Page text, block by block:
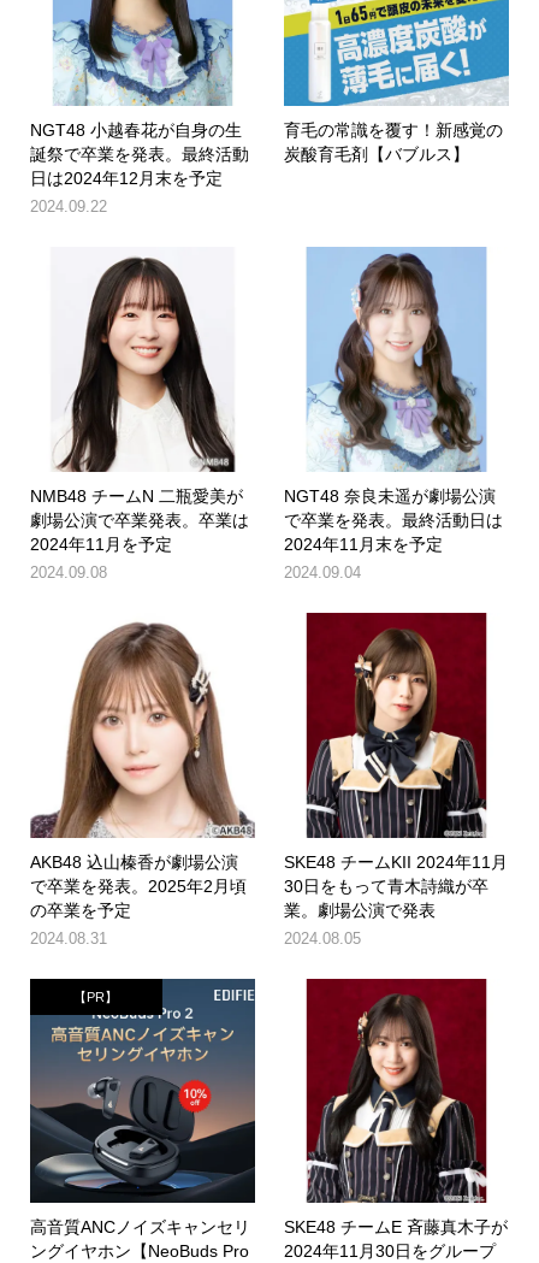
NGT48 小越春花が自身の生
誕祭で卒業を発表。最終活動
日は2024年12月末を予定
2024.09.22
育毛の常識を覆す！新感覚の
炭酸育毛剤【バブルス】
NMB48 チームN 二瓶愛美が
劇場公演で卒業発表。卒業は
2024年11月を予定
2024.09.08
NGT48 奈良未遥が劇場公演
で卒業を発表。最終活動日は
2024年11月末を予定
2024.09.04
AKB48 込山榛香が劇場公演
で卒業を発表。2025年2月頃
の卒業を予定
2024.08.31
SKE48 チームKII 2024年11月
30日をもって青木詩織が卒
業。劇場公演で発表
2024.08.05
【PR】
高音質ANCノイズキャンセリ
ングイヤホン【NeoBuds Pro
SKE48 チームE 斉藤真木子が
2024年11月30日をグループ